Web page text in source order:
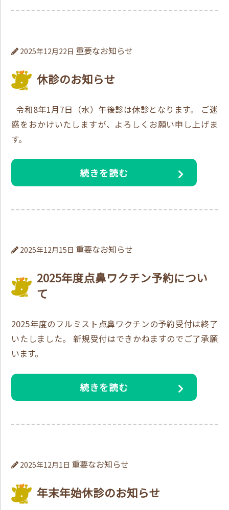
2025年12月22日 重要なお知らせ
休診のお知らせ
令和8年1月7日（水）午後診は休診となります。 ご迷
惑をおかけいたしますが、よろしくお願い申し上げま
す。
続きを読む
2025年12月15日 重要なお知らせ
2025年度点鼻ワクチン予約につい
て
2025年度のフルミスト点鼻ワクチンの予約受付は終了
いたしました。 新規受付はできかねますのでご了承願
います。
続きを読む
2025年12月1日 重要なお知らせ
年末年始休診のお知らせ